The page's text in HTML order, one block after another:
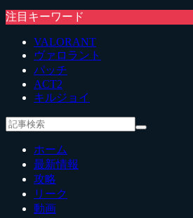
注目キーワード
VALORANT
ヴァロラント
パッチ
ACT2
キルジョイ
ホーム
最新情報
攻略
リーク
動画